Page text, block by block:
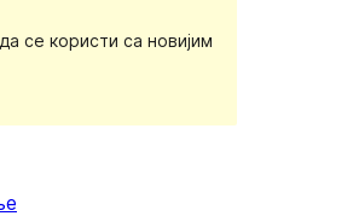
се користи са новијим